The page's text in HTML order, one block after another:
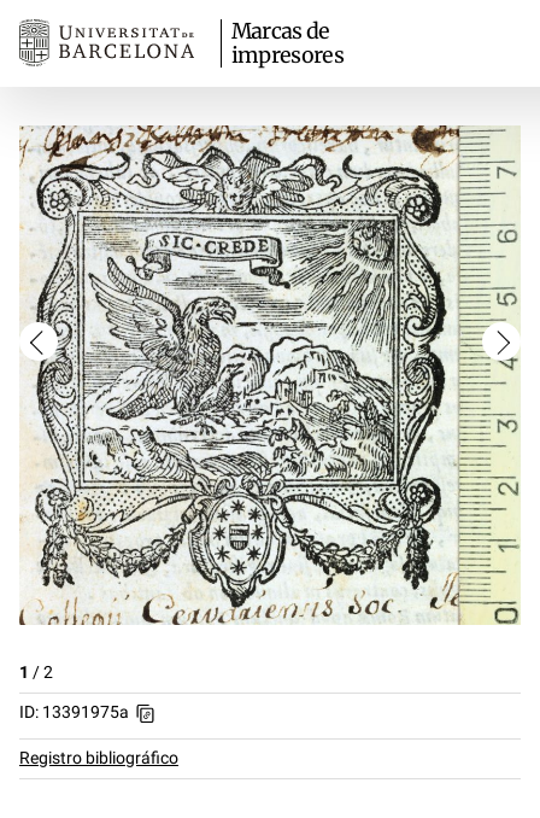
Marcas de
impresores
1 /2
ID: 13391975a
Registro bibliográfico